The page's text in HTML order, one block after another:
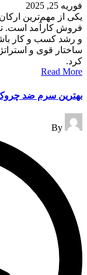
فوریه 25, 2025
یکی از مهم‌ترین
فروش کارآمد است.
و رشد کسب و کار
ساختار قوی و
کرد.
Read More
بهترین سرم ضد
Posted
by
By